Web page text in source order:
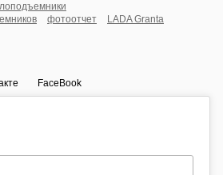
фотоотчет
LADA Granta
FaceBook